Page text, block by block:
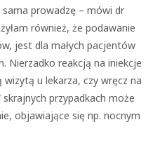
prowadzę – mówi dr
również, że podawanie
jest dla małych pacjentów
Nierzadko reakcją na iniekcje
u lekarza, czy wręcz na
przypadkach może
objawiające się np. nocnym